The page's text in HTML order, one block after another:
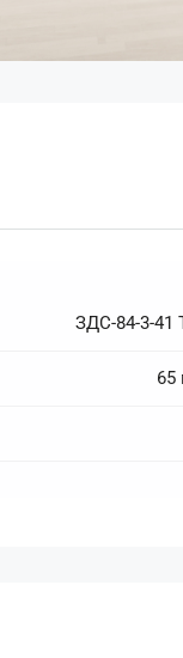
ЗДС-84-3-41
65